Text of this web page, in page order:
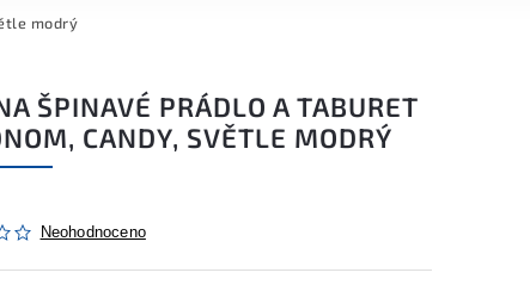
modrý
ŠPINAVÉ PRÁDLO A TABURET
CANDY, SVĚTLE MODRÝ
Neohodnoceno